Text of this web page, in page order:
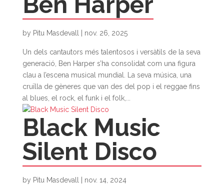
by Pitu Masdevall nov. 26, 2025
Un dels cantautors més talentosos i versàtils de la seva
generació, Ben Harper s’ha consolidat com una figura
clau a l’escena musical mundial. La seva música, una
cruïlla de gèneres que van des del pop i el reggae fins
al blues, el rock, el funk i el folk,...
Black Music
Silent Disco
by Pitu Masdevall nov. 14, 2024